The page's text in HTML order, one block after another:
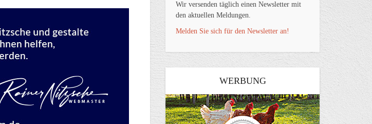
Wir versenden täglich einen Newsletter mit
den aktuellen Meldungen.
Melden Sie sich für den Newsletter an!
WERBUNG